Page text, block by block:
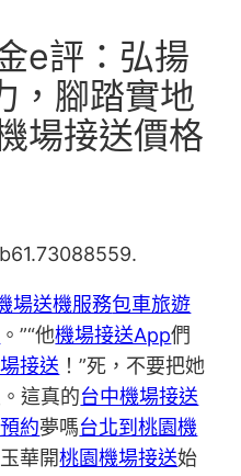
e評：弘揚
，腳踏實地
場接送價格
場送機服務包車旅遊
。”“他機場接送App們
接送 ！”死，不要把她
這真的台中機場接送
約夢嗎台北到桃園機
華開桃園機場接送始